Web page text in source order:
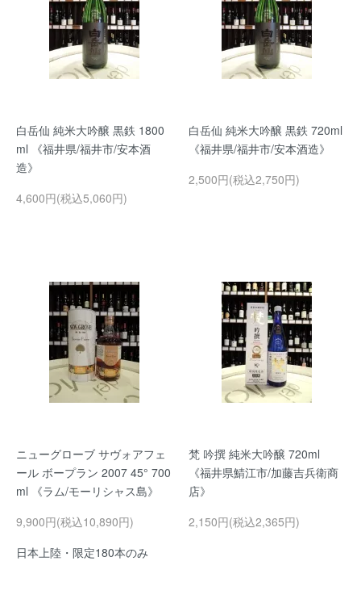
白岳仙 純米大吟醸 黒鉄 1800
ml 《福井県/福井市/安本酒
造》
4,600円(税込5,060円)
白岳仙 純米大吟醸 黒鉄 720ml
《福井県/福井市/安本酒造》
2,500円(税込2,750円)
ニューグローブ サヴォアフェ
ール ボープラン 2007 45° 700
ml 《ラム/モーリシャス島》
9,900円(税込10,890円)
日本上陸・限定180本のみ
梵 吟撰 純米大吟醸 720ml
《福井県鯖江市/加藤吉兵衛商
店》
2,150円(税込2,365円)